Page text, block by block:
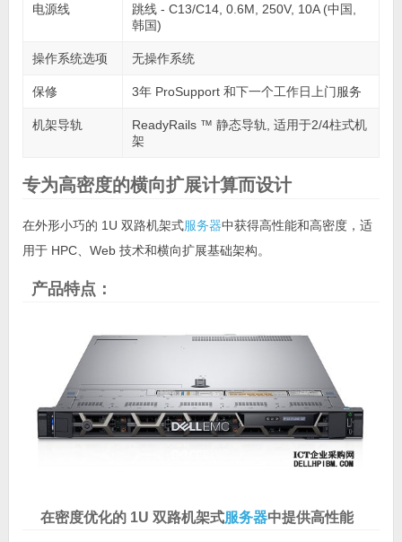
电源线
跳线 - C13/C14, 0.6M, 250V, 10A (中国,
韩国)
操作系统选项 无操作系统
保修 3年 ProSupport 和下一个工作日上门服务
机架导轨
ReadyRails ™ 静态导轨, 适用于2/4柱式机
架
专为高密度的横向扩展计算而设计
在外形小巧的 1U 双路机架式服务器中获得高性能和高密度，适
用于 HPC、Web 技术和横向扩展基础架构。
产品特点：
在密度优化的 1U 双路机架式服务器中提供高性能